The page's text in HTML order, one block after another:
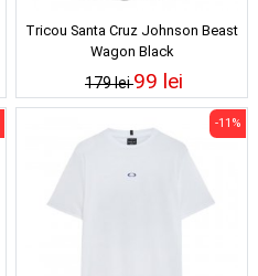
Tricou Santa Cruz Johnson Beast
Wagon Black
179 lei99 lei
-11%